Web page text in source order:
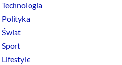
Technologia
Polityka
Świat
Sport
Lifestyle